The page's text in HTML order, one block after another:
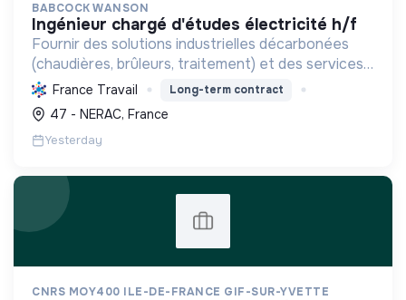
BABCOCK WANSON
ingénieur chargé d'études électricité h/f
Fournir des solutions industrielles décarbonées
(chaudières, brûleurs, traitement) et des services
associés, tout en contribuant activement à la
transition énergétique et écologique mondiale par
l'inn...
France Travail Long-term contract
47 - NERAC, France
Yesterday
CNRS MOY400 ILE-DE-FRANCE GIF-SUR-YVETTE